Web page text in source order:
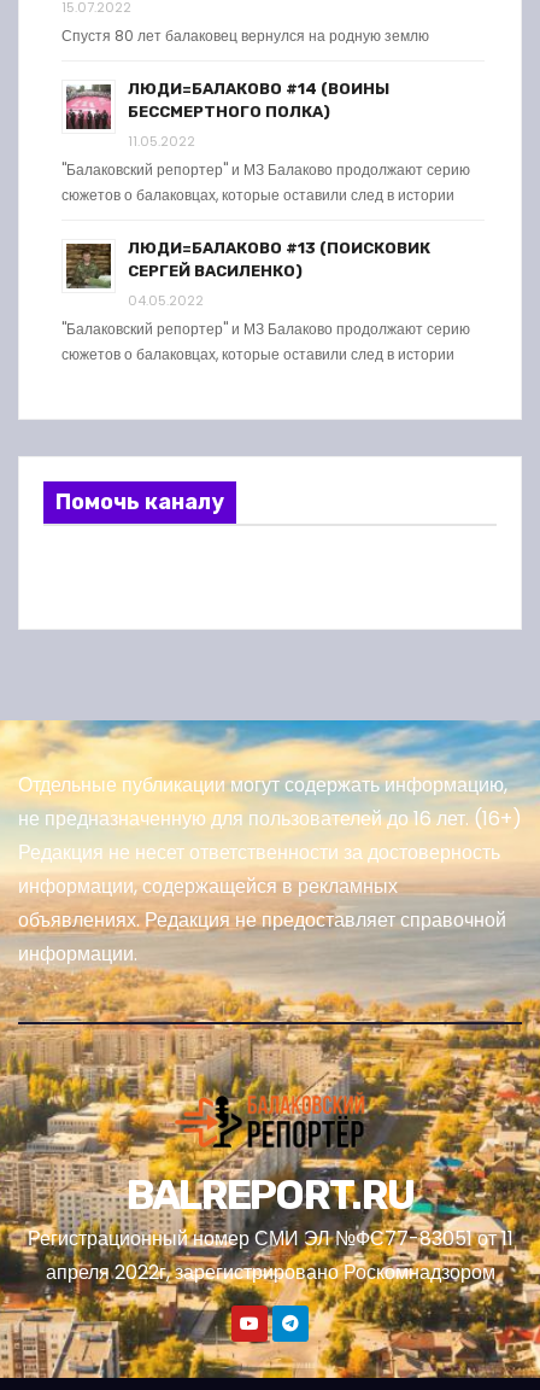
15.07.2022
Спустя 80 лет балаковец вернулся на родную землю
ЛЮДИ=БАЛАКОВО #14 (ВОИНЫ
БЕССМЕРТНОГО ПОЛКА)
11.05.2022
"Балаковский репортер" и МЗ Балаково продолжают серию
сюжетов о балаковцах, которые оставили след в истории
ЛЮДИ=БАЛАКОВО #13 (ПОИСКОВИК
СЕРГЕЙ ВАСИЛЕНКО)
04.05.2022
"Балаковский репортер" и МЗ Балаково продолжают серию
сюжетов о балаковцах, которые оставили след в истории
Помочь каналу
Отдельные публикации могут содержать информацию,
не предназначенную для пользователей до 16 лет. (16+)
Редакция не несет ответственности за достоверность
информации, содержащейся в рекламных
объявлениях. Редакция не предоставляет справочной
информации.
BALREPORT.RU
Регистрационный номер СМИ ЭЛ №ФС77-83051 от 11
апреля 2022г, зарегистрировано Роскомнадзором